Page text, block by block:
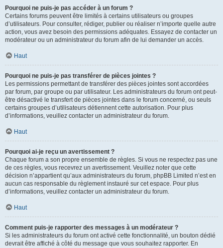
Pourquoi ne puis-je pas accéder à un forum ?
Certains forums peuvent être limités à certains utilisateurs ou groupes
d’utilisateurs. Pour consulter, rédiger, publier ou réaliser n’importe quelle autre
action, vous avez besoin des permissions adéquates. Essayez de contacter un
modérateur ou un administrateur du forum afin de lui demander un accès.
Haut
Pourquoi ne puis-je pas transférer de pièces jointes ?
Les permissions permettant de transférer des pièces jointes sont accordées
par forum, par groupe ou par utilisateur. Les administrateurs du forum ont peut-
être désactivé le transfert de pièces jointes dans le forum concerné, ou seuls
certains groupes d’utilisateurs détiennent cette autorisation. Pour plus
d’informations, veuillez contacter un administrateur du forum.
Haut
Pourquoi ai-je reçu un avertissement ?
Chaque forum a son propre ensemble de règles. Si vous ne respectez pas une
de ces règles, vous recevrez un avertissement. Veuillez noter que cette
décision n’appartient qu’aux administrateurs du forum, phpBB Limited n’est en
aucun cas responsable du règlement instauré sur cet espace. Pour plus
d’informations, veuillez contacter un administrateur du forum.
Haut
Comment puis-je rapporter des messages à un modérateur ?
Si les administrateurs du forum ont activé cette fonctionnalité, un bouton dédié
devrait être affiché à côté du message que vous souhaitez rapporter. En